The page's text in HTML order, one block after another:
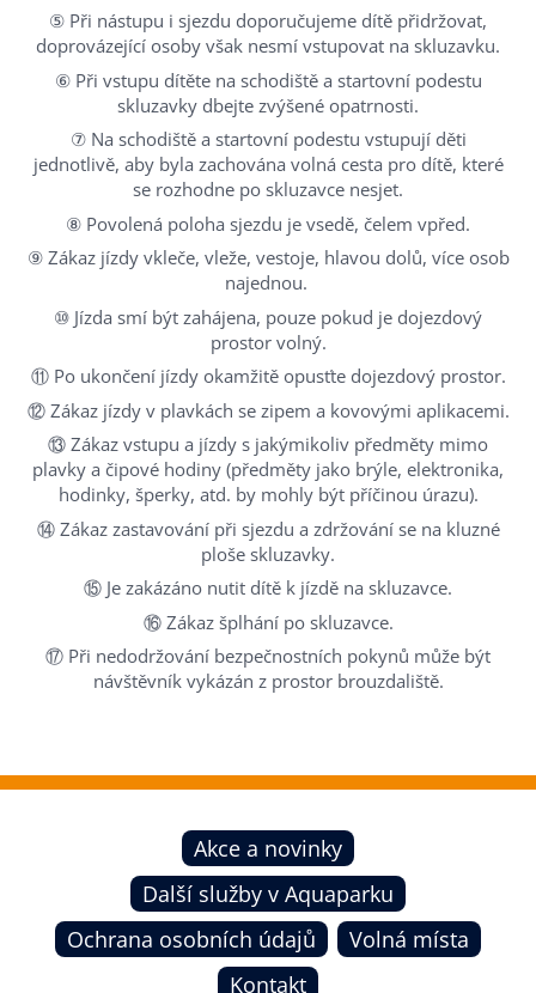
Úvod
Areál
Před návštěvou
Programy
Abonentní program
⑤ Při nástupu i sjezdu doporučujeme dítě přidržovat,
doprovázející osoby však nesmí vstupovat na skluzavku.
⑥ Při vstupu dítěte na schodiště a startovní podestu
skluzavky dbejte zvýšené opatrnosti.
⑦ Na schodiště a startovní podestu vstupují děti
jednotlivě, aby byla zachována volná cesta pro dítě, které
se rozhodne po skluzavce nesjet.
⑧ Povolená poloha sjezdu je vsedě, čelem vpřed.
⑨ Zákaz jízdy vkleče, vleže, vestoje, hlavou dolů, více osob
najednou.
⑩ Jízda smí být zahájena, pouze pokud je dojezdový
prostor volný.
⑪ Po ukončení jízdy okamžitě opusťte dojezdový prostor.
⑫ Zákaz jízdy v plavkách se zipem a kovovými aplikacemi.
⑬ Zákaz vstupu a jízdy s jakýmikoliv předměty mimo
plavky a čipové hodiny (předměty jako brýle, elektronika,
hodinky, šperky, atd. by mohly být příčinou úrazu).
⑭ Zákaz zastavování při sjezdu a zdržování se na kluzné
ploše skluzavky.
⑮ Je zakázáno nutit dítě k jízdě na skluzavce.
⑯ Zákaz šplhání po skluzavce.
⑰ Při nedodržování bezpečnostních pokynů může být
návštěvník vykázán z prostor brouzdaliště.
Akce a novinky
Další služby v Aquaparku
Ochrana osobních údajů
Volná místa
Kontakt